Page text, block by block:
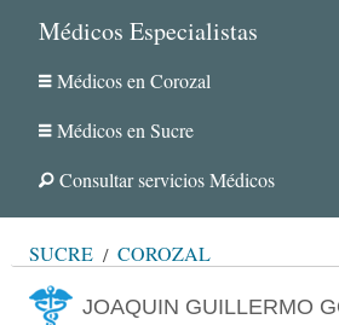
Médicos Especialistas
Médicos en Corozal
Médicos en Sucre
Consultar servicios Médicos
SUCRE COROZAL
JOAQUIN GUILLERMO